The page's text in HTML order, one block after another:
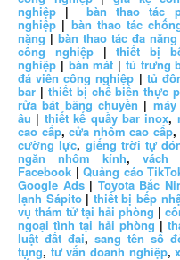
nghiệp |bàn thao tác
nghiệp | bàn thao tác
nặng| bàn thao tác đa năng
công nghiệp|thiết bị
nghiệp |bàn mát | tủ trưng
đá viên công nghiệp | tủ
bar | thiết bị chế biến thực
rửa bát băng chuyền |
âu | thiết kế quầy bar inox,
cao cấp, cửa nhôm cao cấp,
cường lực, giếng trời tự
ngăn nhôm kính, vách
Facebook |Quảng cáo
Google Ads| Toyota Bắc
lạnh Sápito |thiết bị bếp
vụ thám tử tại hải phòng |
ngoại tình tại hải phòng |
luật đất đai, sang tên sổ
tụng, tư vấn doanh nghiệp,